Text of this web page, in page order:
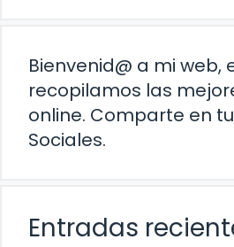
Bienvenid@ a mi web,
recopilamos las
online. Comparte en
Sociales.
Entradas